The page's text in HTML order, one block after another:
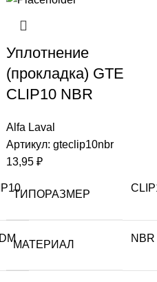
Уплотнение
(прокладка) GTE
CLIP10 NBR
Alfa Laval
Артикул: gteclip10nbr
13,95 ₽
ТИПОРАЗМЕР
МАТЕРИАЛ
NBR